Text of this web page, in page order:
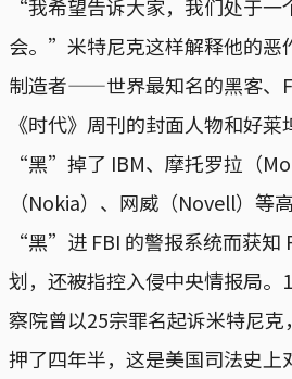
“我希望告诉大家，我们处于一
会。”米特尼克这样解释他的恶
制造者——世界最知名的黑客、
《时代》周刊的封面人物和好
“黑”掉了 IBM、摩托罗拉（
（Nokia）、网威（Novell）等
“黑”进 FBI 的警报系统而获知
划，还被指控入侵中央情报局。
察院曾以25宗罪名起诉米特尼
押了四年半，这是美国司法史上